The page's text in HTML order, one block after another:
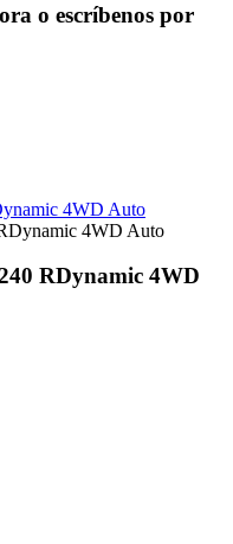
o escríbenos por
4WD Auto
RDynamic 4WD